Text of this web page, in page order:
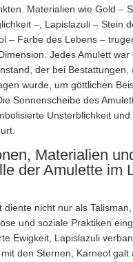
Materialien wie Gold –
–, Lapislazuli – Stein
– Farbe des Lebens –
Jedes Amulett war
der bei Bestattungen,
wurde, um göttlichen
Sonnenscheibe des
Unsterblichkeit und
Materialien
der Amulette im
diente nicht nur als
und soziale Praktiken
Ewigkeit, Lapislazuli
den Sternen, Karneol galt